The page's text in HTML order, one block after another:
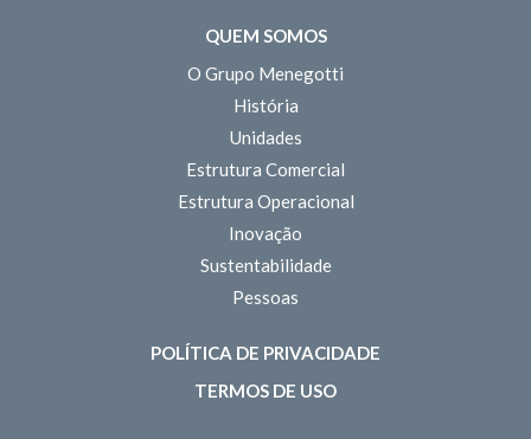
QUEM SOMOS
O Grupo Menegotti
História
Unidades
Estrutura Comercial
Estrutura Operacional
Inovação
Sustentabilidade
Pessoas
POLÍTICA DE PRIVACIDADE
TERMOS DE USO